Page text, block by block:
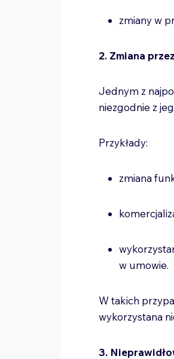
zmiany w
2. Zmiana
Jednym z
niezgodnie z
Przykłady:
zmiana
w umowie.
W takich
wykorzystana
3.